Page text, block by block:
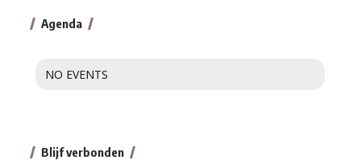
Agenda
NO EVENTS
Blijf verbonden